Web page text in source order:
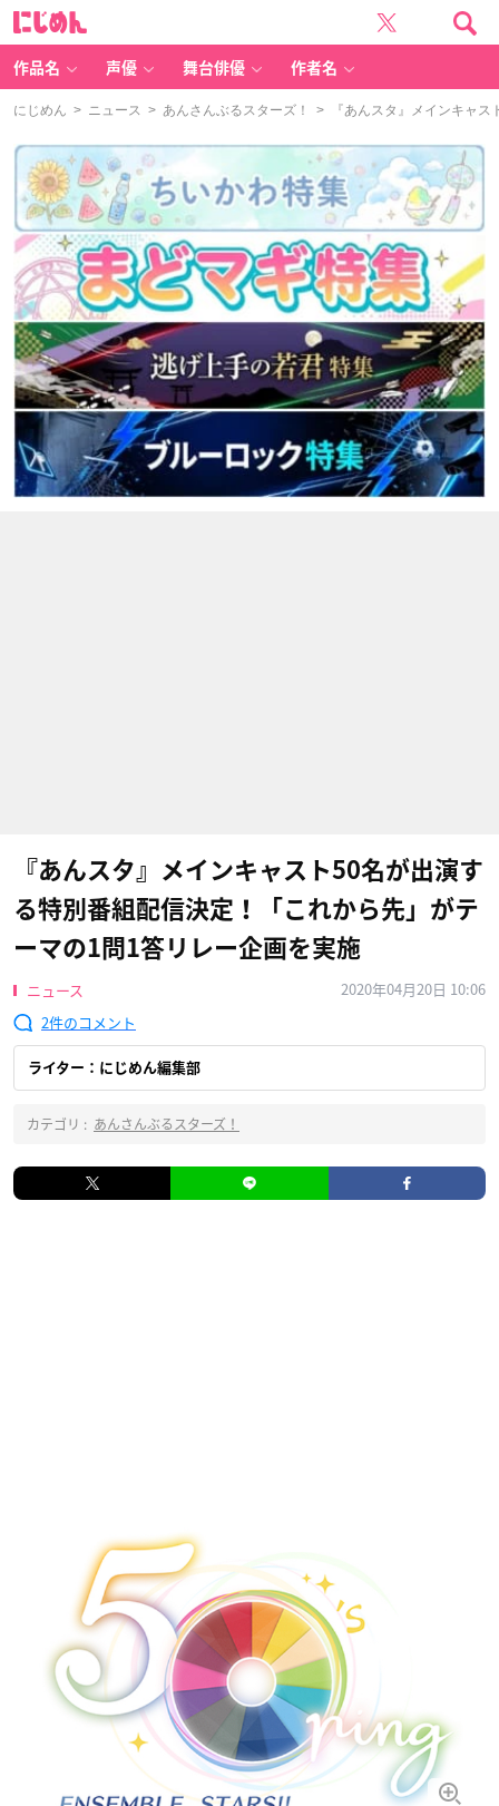
作品名 声優 舞台俳優 作者名
にじめん > ニュース > あんさんぶるスターズ！ > 『あんスタ』メインキャス
『あんスタ』メインキャスト50名が出演す
る特別番組配信決定！「これから先」がテ
ーマの1問1答リレー企画を実施
ニュース
2020年04月20日 10:06
2
ライター：にじめん編集部
カテゴリ : あんさんぶるスターズ！